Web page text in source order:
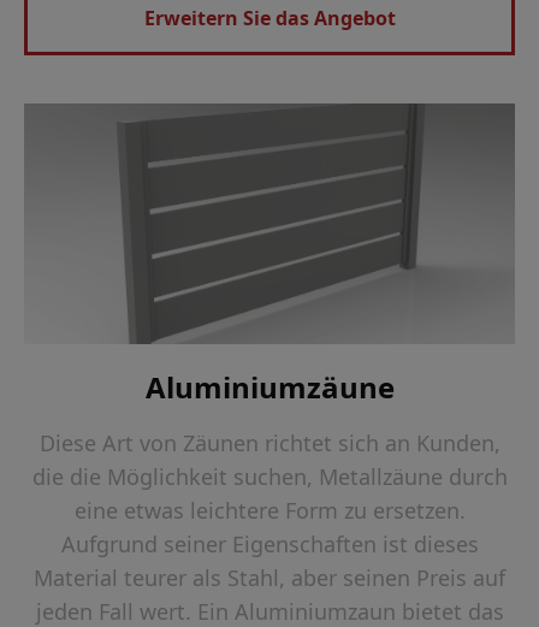
Erweitern Sie das Angebot
Aluminiumzäune
Diese Art von Zäunen richtet sich an Kunden,
die die Möglichkeit suchen, Metallzäune durch
eine etwas leichtere Form zu ersetzen.
Aufgrund seiner Eigenschaften ist dieses
Material teurer als Stahl, aber seinen Preis auf
jeden Fall wert. Ein Aluminiumzaun bietet das